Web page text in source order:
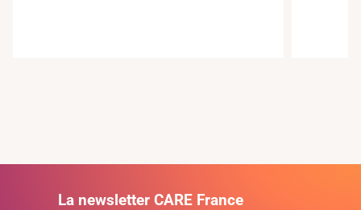
La newsletter CARE France